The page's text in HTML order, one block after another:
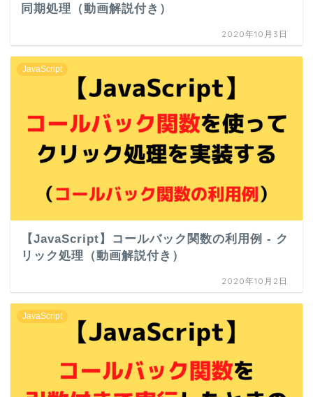
同期処理（動画解説付き）
2020年10月3日
JavaScript
【JavaScript】コールバック関数の利用例 - ク
リック処理（動画解説付き）
2020年10月2日
JavaScript